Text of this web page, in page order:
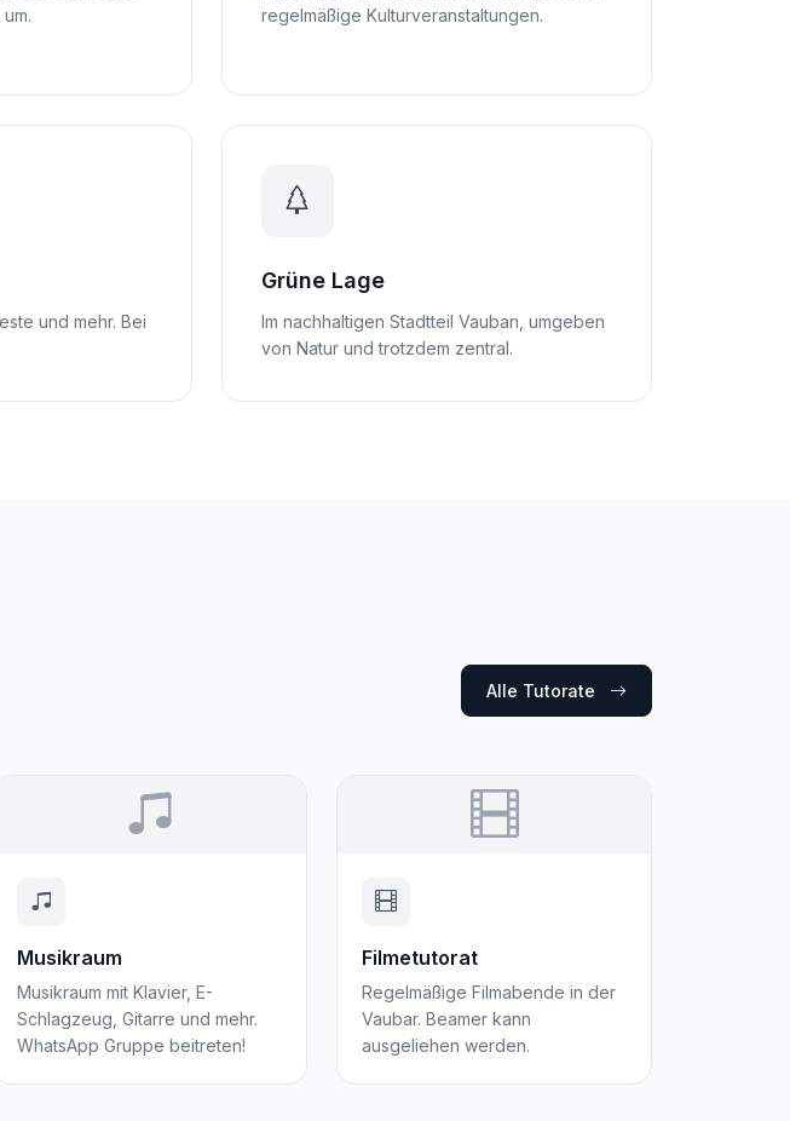
regelmäßige Kulturveranstaltungen.
und mehr. Bei
Grüne Lage
Im nachhaltigen Stadtteil Vauban, umgeben
von Natur und trotzdem zentral.
Alle Tutorate
Musikraum
Musikraum mit Klavier, E-
Schlagzeug, Gitarre und mehr.
WhatsApp Gruppe beitreten!
Filmetutorat
Regelmäßige Filmabende in der
Vaubar. Beamer kann
ausgeliehen werden.